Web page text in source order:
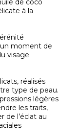
de coco
à la
moment de
visage
réalisés
type de peau.
légères
les traits,
de l’éclat au